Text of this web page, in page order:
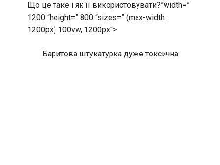
Що це таке і як її використовувати?”width=”
1200 “height=” 800 “sizes=” (max-width:
1200px) 100vw, 1200px”>
Баритова штукатурка дуже токсична